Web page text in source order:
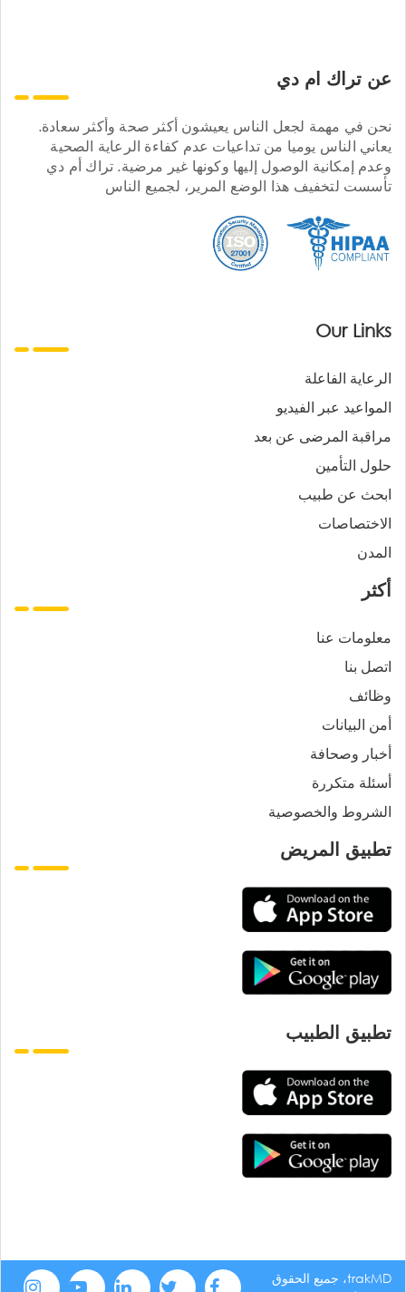
عن تراك ام دي
نحن في مهمة لجعل الناس يعيشون أكثر صحة وأكثر سعادة.
يعاني الناس يوميا من تداعيات عدم كفاءة الرعاية الصحية
وعدم إمكانية الوصول إليها وكونها غير مرضية. تراك أم دي
تأسست لتخفيف هذا الوضع المرير، لجميع الناس
Our Links
الرعاية الفاعلة
المواعيد عبر الفيديو
مراقبة المرضى عن بعد
حلول التأمين
ابحث عن طبيب
الاختصاصات
المدن
أكثر
معلومات عنا
اتصل بنا
وظائف
أمن البيانات
أخبار وصحافة
أسئلة متكررة
الشروط والخصوصية
تطبيق المريض
تطبيق الطبيب
trakMD، جميع الحقوق